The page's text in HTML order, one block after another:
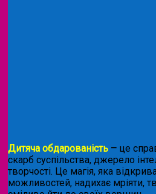
Дитяча обдарованість – це
скарб суспільства, джерело
творчості. Це магія, яка
можливостей, надихає мріяти,